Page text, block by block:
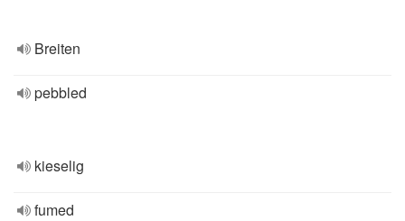
Breiten
pebbled
kieselig
fumed